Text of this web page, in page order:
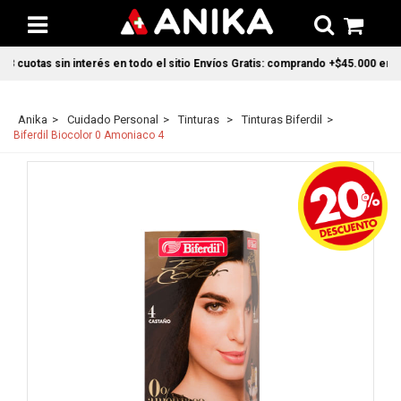
cuotas sin interés en todo el sitio Envíos Gratis: comprando +$45.000 en
Anika Cuidado Personal Tinturas Tinturas Biferdil
Biferdil Biocolor 0 Amoniaco 4